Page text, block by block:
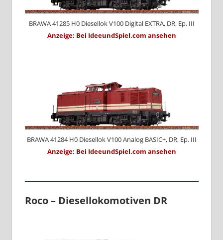
BRAWA 41285 H0 Diesellok V100 Digital EXTRA, DR, Ep. III
Anzeige: Bei IdeeundSpiel.com ansehen
BRAWA 41284 H0 Diesellok V100 Analog BASIC+, DR, Ep. III
Anzeige: Bei IdeeundSpiel.com ansehen
Roco – Diesellokomotiven DR